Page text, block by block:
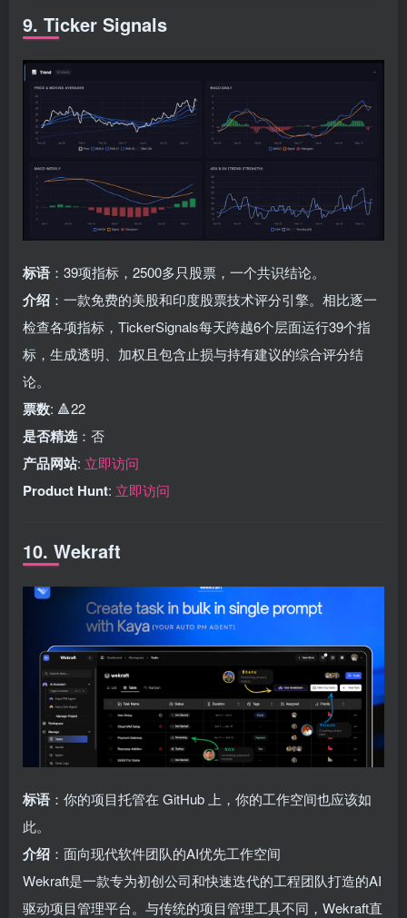
9. Ticker Signals
标语 ：39项指标，2500多只股票，一个共识结论。
介绍 ：一款免费的美股和印度股票技术评分引擎。相比逐一
检查各项指标，TickerSignals每天跨越6个层面运行39个指
标，生成透明、加权且包含止损与持有建议的综合评分结
论。
票数: 🔺22
是否精选 ：否
产品网站: 立即访问
Product Hunt: 立即访问
10. Wekraft
标语 ：你的项目托管在 GitHub 上，你的工作空间也应该如
此。
介绍 ：面向现代软件团队的AI优先工作空间
Wekraft是一款专为初创公司和快速迭代的工程团队打造的AI
驱动项目管理平台。与传统的项目管理工具不同，Wekraft直